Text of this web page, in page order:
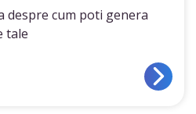
despre cum poti genera
tale